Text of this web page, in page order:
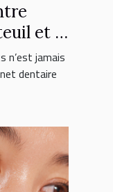
et à
n’est jamais
dentaire